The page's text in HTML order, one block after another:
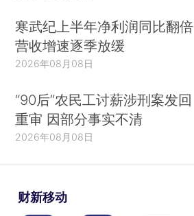
寒武纪上半年净利润同比翻倍
营收增速逐季放缓
2026年08月08日
“90后”农民工讨薪涉刑案发回
重审 因部分事实不清
2026年08月08日
财新移动